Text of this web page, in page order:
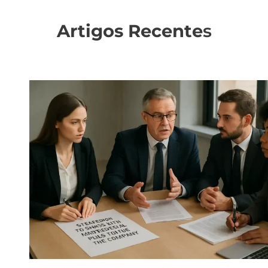
Artigos Recentes